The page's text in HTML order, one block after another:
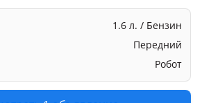
1.6 л. / Бензин
Передний
Робот